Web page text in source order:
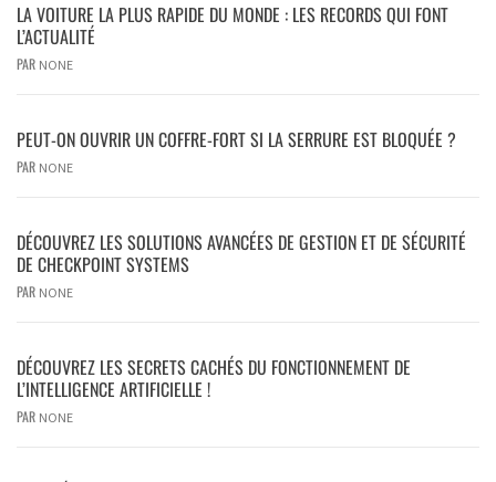
LA VOITURE LA PLUS RAPIDE DU MONDE : LES RECORDS QUI FONT
L’ACTUALITÉ
PAR NONE
PEUT-ON OUVRIR UN COFFRE-FORT SI LA SERRURE EST BLOQUÉE ?
PAR NONE
DÉCOUVREZ LES SOLUTIONS AVANCÉES DE GESTION ET DE SÉCURITÉ
DE CHECKPOINT SYSTEMS
PAR NONE
DÉCOUVREZ LES SECRETS CACHÉS DU FONCTIONNEMENT DE
L’INTELLIGENCE ARTIFICIELLE !
PAR NONE